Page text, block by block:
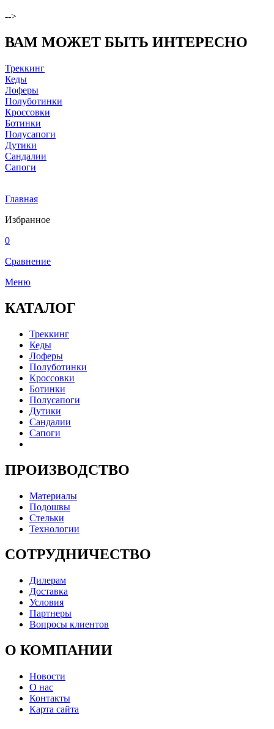
-->
ВАМ МОЖЕТ БЫТЬ ИНТЕРЕСНО
Треккинг
Кеды
Лоферы
Полуботинки
Кроссовки
Ботинки
Полусапоги
Дутики
Сандалии
Сапоги
Главная
Избранное
0
Сравнение
Меню
КАТАЛОГ
Треккинг
Кеды
Лоферы
Полуботинки
Кроссовки
Ботинки
Полусапоги
Дутики
Сандалии
Сапоги
ПРОИЗВОДСТВО
Материалы
Подошвы
Стельки
Технологии
СОТРУДНИЧЕСТВО
Дилерам
Доставка
Условия
Партнеры
Вопросы клиентов
О КОМПАНИИ
Новости
О нас
Контакты
Карта сайта